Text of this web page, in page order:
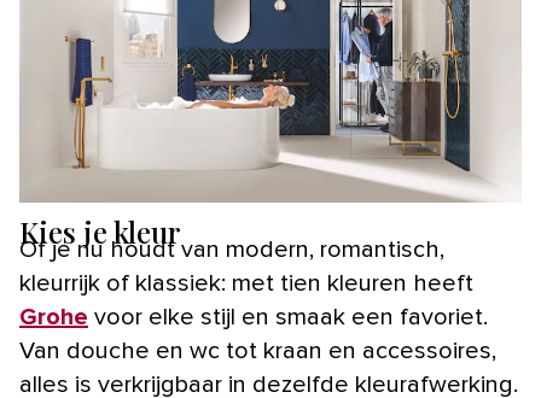
Kies je kleur
Of je nu houdt van modern, romantisch,
kleurrijk of klassiek: met tien kleuren heeft
Grohe voor elke stijl en smaak een favoriet.
Van douche en wc tot kraan en accessoires,
alles is verkrijgbaar in dezelfde kleurafwerking.